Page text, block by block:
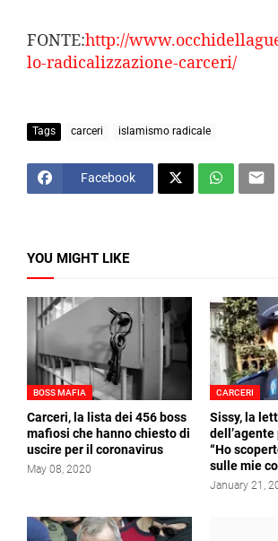
FONTE:http://
lo-radicalizzazione-carceri/
Tags carceri islamismo radicale
Facebook
YOU MIGHT LIKE
BOSS MAFIA
Carceri, la lista dei 456 boss
mafiosi che hanno chiesto di
uscire per il coronavirus
May 08, 2020
CARCERI
Sissy, la
“Ho
sulle mie
January 21,